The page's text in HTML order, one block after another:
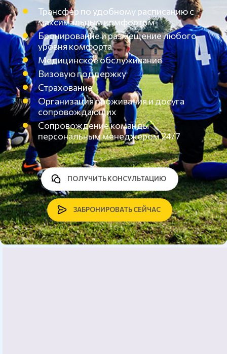
Трансфер по удобному расписанию с
максимальным комфортом
Бронирование и размещение любого
уровня комфорта
Медицинское обслуживание
Визовую поддержку
Страхование
Организация проживания и досуга
сопровождающих
Сопровождение команды
персональным менеджером 24/7
ЗАБРОНИРОВАТЬ СЕЙЧАС
ПОЛУЧИТЬ КОНСУЛЬТАЦИЮ